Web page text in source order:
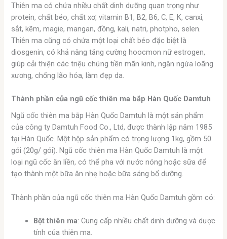
Thiên ma có chứa nhiều chất dinh dưỡng quan trọng như
protein, chất béo, chất xơ, vitamin B1, B2, B6, C, E, K, canxi,
sắt, kẽm, magie, mangan, đồng, kali, natri, photpho, selen.
Thiên ma cũng có chứa một loại chất béo đặc biệt là
diosgenin, có khả năng tăng cường hoocmon nữ estrogen,
giúp cải thiện các triệu chứng tiền mãn kinh, ngăn ngừa loãng
xương, chống lão hóa, làm đẹp da.
Thành phần của ngũ cốc thiên ma bắp Hàn Quốc Damtuh
Ngũ cốc thiên ma bắp Hàn Quốc Damtuh là một sản phẩm
của công ty Damtuh Food Co., Ltd, được thành lập năm 1985
tại Hàn Quốc. Một hộp sản phẩm có trọng lượng 1kg, gồm 50
gói (20g/ gói). Ngũ cốc thiên ma Hàn Quốc Damtuh là một
loại ngũ cốc ăn liền, có thể pha với nước nóng hoặc sữa để
tạo thành một bữa ăn nhẹ hoặc bữa sáng bổ dưỡng.
Thành phần của ngũ cốc thiên ma Hàn Quốc Damtuh gồm có:
Bột thiên ma: Cung cấp nhiều chất dinh dưỡng và dược
tính của thiên ma.